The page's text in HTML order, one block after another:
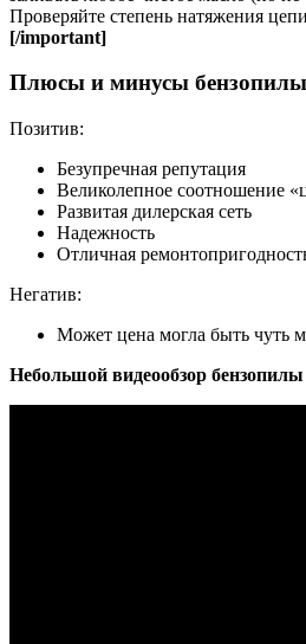
Проверяйте степень натяжения
[/important]
Плюсы и минусы
Позитив:
Безупречная репутация
Великолепное соотношение
Развитая дилерская сеть
Надежность
Отличная
Негатив:
Может цена могла быть чуть
Небольшой видеообзор